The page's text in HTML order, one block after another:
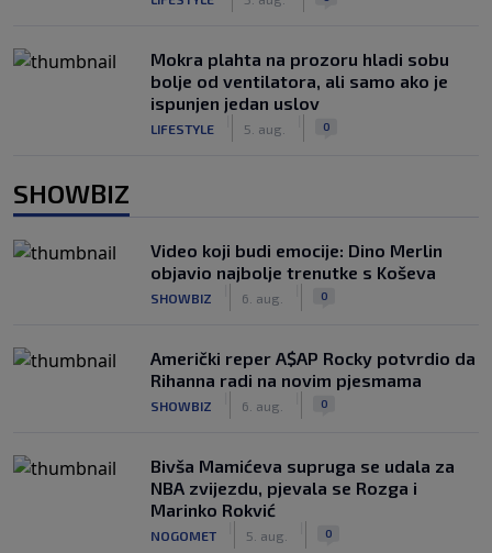
Mokra plahta na prozoru hladi sobu
bolje od ventilatora, ali samo ako je
ispunjen jedan uslov
LIFESTYLE 5. aug. 0
SHOWBIZ
Video koji budi emocije: Dino Merlin
objavio najbolje trenutke s Koševa
SHOWBIZ 6. aug. 0
Američki reper A$AP Rocky potvrdio da
Rihanna radi na novim pjesmama
SHOWBIZ 6. aug. 0
Bivša Mamićeva supruga se udala za
NBA zvijezdu, pjevala se Rozga i
Marinko Rokvić
NOGOMET 5. aug. 0